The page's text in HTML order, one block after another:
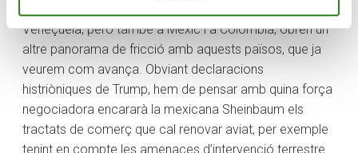
Veneçuela, però també a Mèxic i a Colòmbia, obren un
altre panorama de fricció amb aquests països, que ja
veurem com avança. Obviant declaracions
histriòniques de Trump, hem de pensar amb quina força
negociadora encararà la mexicana Sheinbaum els
tractats de comerç que cal renovar aviat, per exemple
tenint en compte les amenaces d’intervenció terrestre